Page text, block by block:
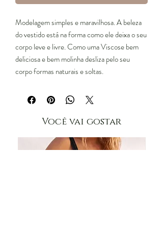
Modelagem simples e maravilhosa. A beleza
do vestido está na forma como ele deixa o seu
corpo leve e livre. Como uma Viscose bem
deliciosa e bem molinha desliza pelo seu
corpo formas naturais e soltas.
Você vai gostar